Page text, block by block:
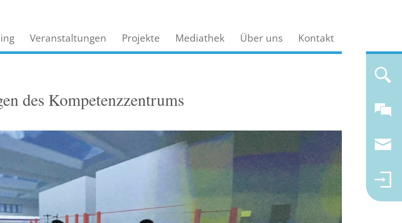
Veranstaltungen Projekte Mediathek Über uns Kontakt
des Kompetenzzentrums